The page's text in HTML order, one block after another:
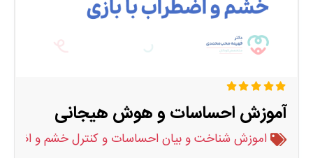
آموزش احساسات و هوش هیجانی
اموزش شناخت و بیان احساسات و کنترل خشم و